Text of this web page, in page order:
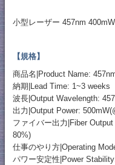
小型レーザー 457nm
【規格】
商品名|Product Name:
納期|Lead Time: 1~3 weeks
波長|Output Wavelength:
出力|Output Power:
ファイバー出力|Fiber
80%)
仕事のやり方|Operating
パワー安定性|Power